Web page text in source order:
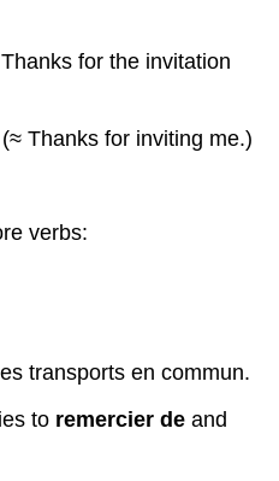
for the invitation
Thanks for inviting me.)
verbs:
transports en commun.
to remercier de and